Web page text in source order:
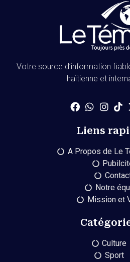
Votre source d’information
haïtienne et
Liens
A Propos de Le
Notre
Mission et
Culture
Sport